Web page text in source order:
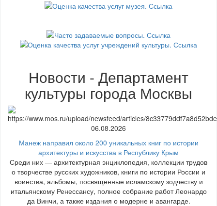
Новости - Департамент
культуры города Москвы
06.08.2026
Манеж направил около 200 уникальных книг по истории
архитектуры и искусства в Республику Крым
Среди них — архитектурная энциклопедия, коллекции трудов
о творчестве русских художников, книги по истории России и
воинства, альбомы, посвященные исламскому зодчеству и
итальянскому Ренессансу, полное собрание работ Леонардо
да Винчи, а также издания о модерне и авангарде.